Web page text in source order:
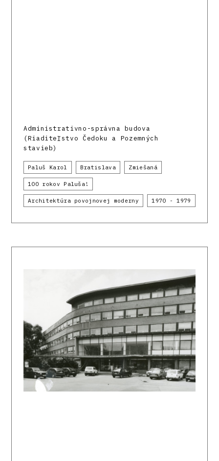
Administrativno-správna budova
(Riaditeľstvo Čedoku a Pozemných
stavieb)
Paluš Karol Bratislava Zmiešaná
100 rokov Paluša!
Architektúra povojnovej moderny 1970 - 1979